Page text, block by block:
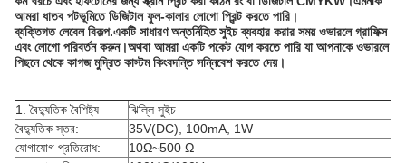
আমরা ধাতব পটভূমিতে ডিজিটাল ফুল-কালার লোগো প্রিন্ট করতে পারি।
ব্যক্তিগত লেবেল বিকল্প.একটি সাধারণ অন্তর্নিহিত সুইচ ব্যবহার করার সময় ওভারলে গ্রাফিক্স
এবং লোগো পরিবর্তন করুন।অথবা আমরা একটি পকেট যোগ করতে পারি যা আপনাকে ওভারলে
পিছনে থেকে কাগজ মুদ্রিত কাস্টম কিংবদন্তি সন্নিবেশ করতে দেয়।
1. বৈদ্যুতিক বৈশিষ্ট্য
ঝিল্লি সুইচ
বৈদ্যুতিক স্তর:
35V(DC), 100mA, 1W
যোগাযোগ প্রতিরোধ:
10Ω~500 Ω